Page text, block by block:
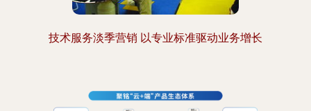
技术服务淡季营销 以专业标准驱动业务增长